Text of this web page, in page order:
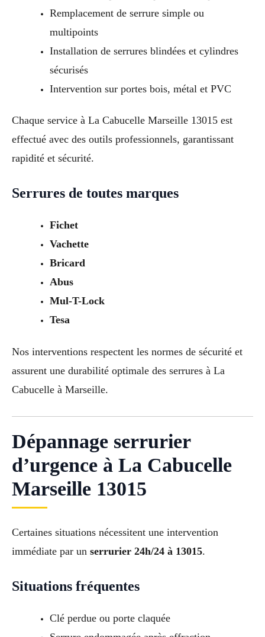
Remplacement de serrure simple ou
multipoints
Installation de serrures blindées et cylindres
sécurisés
Intervention sur portes bois, métal et PVC
Chaque service à La Cabucelle Marseille 13015 est
effectué avec des outils professionnels, garantissant
rapidité et sécurité.
Serrures de toutes marques
Fichet
Vachette
Bricard
Abus
Mul-T-Lock
Tesa
Nos interventions respectent les normes de sécurité et
assurent une durabilité optimale des serrures à La
Cabucelle à Marseille.
Dépannage serrurier
d’urgence à La Cabucelle
Marseille 13015
Certaines situations nécessitent une intervention
immédiate par un serrurier 24h/24 à 13015.
Situations fréquentes
Clé perdue ou porte claquée